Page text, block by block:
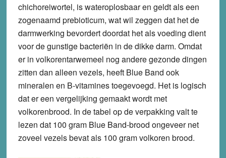
chichoreiwortel, is wateroplosbaar en geldt als een
zogenaamd prebioticum, wat wil zeggen dat het de
darmwerking bevordert doordat het als voeding dient
voor de gunstige bacteriën in de dikke darm. Omdat
er in volkorentarwemeel nog andere gezonde dingen
zitten dan alleen vezels, heeft Blue Band ook
mineralen en B-vitamines toegevoegd. Het is logisch
dat er een vergelijking gemaakt wordt met
volkorenbrood. In de tabel op de verpakking valt te
lezen dat 100 gram Blue Band-brood ongeveer net
zoveel vezels bevat als 100 gram volkoren brood.